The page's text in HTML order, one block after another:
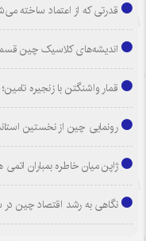
قدرتی که از اعتماد ساخته
اندیشه‌های کلاسیک چین
قمار واشنگتن با زنجیره
رونمایی چین از نخستین
ژاپن میان خاطره بمباران
نگاهی به رشد اقتصاد چین در